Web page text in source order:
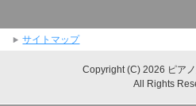
サイトマップ
Copyright (C) 2026 ピア
All Rights